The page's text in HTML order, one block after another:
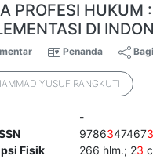
PROFESI HUKUM
DI
Penanda
YUSUF RANGKUTI
-
97863474673
Fisik
266 hlm.; 23